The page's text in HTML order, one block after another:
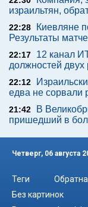
израильтян,
22:28
Киевляне
Результаты
22:17
12 канал
должностей
22:12
едва не сорвали
21:42
В
пришедший в
Четверг, 06 августа
Теги
Без картинок